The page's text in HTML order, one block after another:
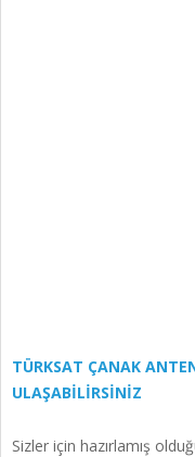
TÜRKSAT ÇANAK
ULAŞABİLİRSİNİZ
Sizler için hazırlamış